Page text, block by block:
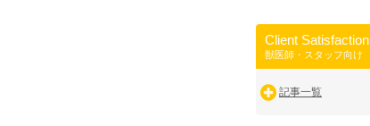
Client Satisfaction
獣医師・スタッフ向け
記事一覧